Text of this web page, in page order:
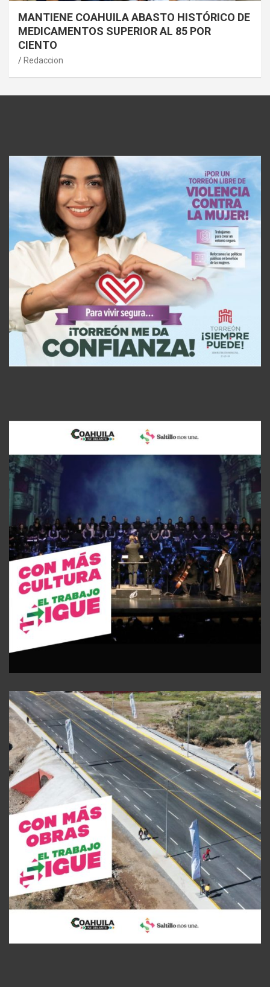
MANTIENE COAHUILA ABASTO HISTÓRICO DE
MEDICAMENTOS SUPERIOR AL 85 POR
CIENTO
Redaccion